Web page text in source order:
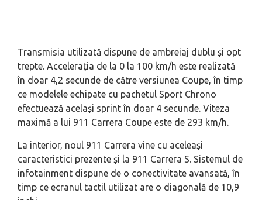
Transmisia utilizată dispune de ambreiaj dublu și opt
trepte. Accelerația de la 0 la 100 km/h este realizată
în doar 4,2 secunde de către versiunea Coupe, în timp
ce modelele echipate cu pachetul Sport Chrono
efectuează același sprint în doar 4 secunde. Viteza
maximă a lui 911 Carrera Coupe este de 293 km/h.
La interior, noul 911 Carrera vine cu aceleași
caracteristici prezente și la 911 Carrera S. Sistemul de
infotainment dispune de o conectivitate avansată, în
timp ce ecranul tactil utilizat are o diagonală de 10,9